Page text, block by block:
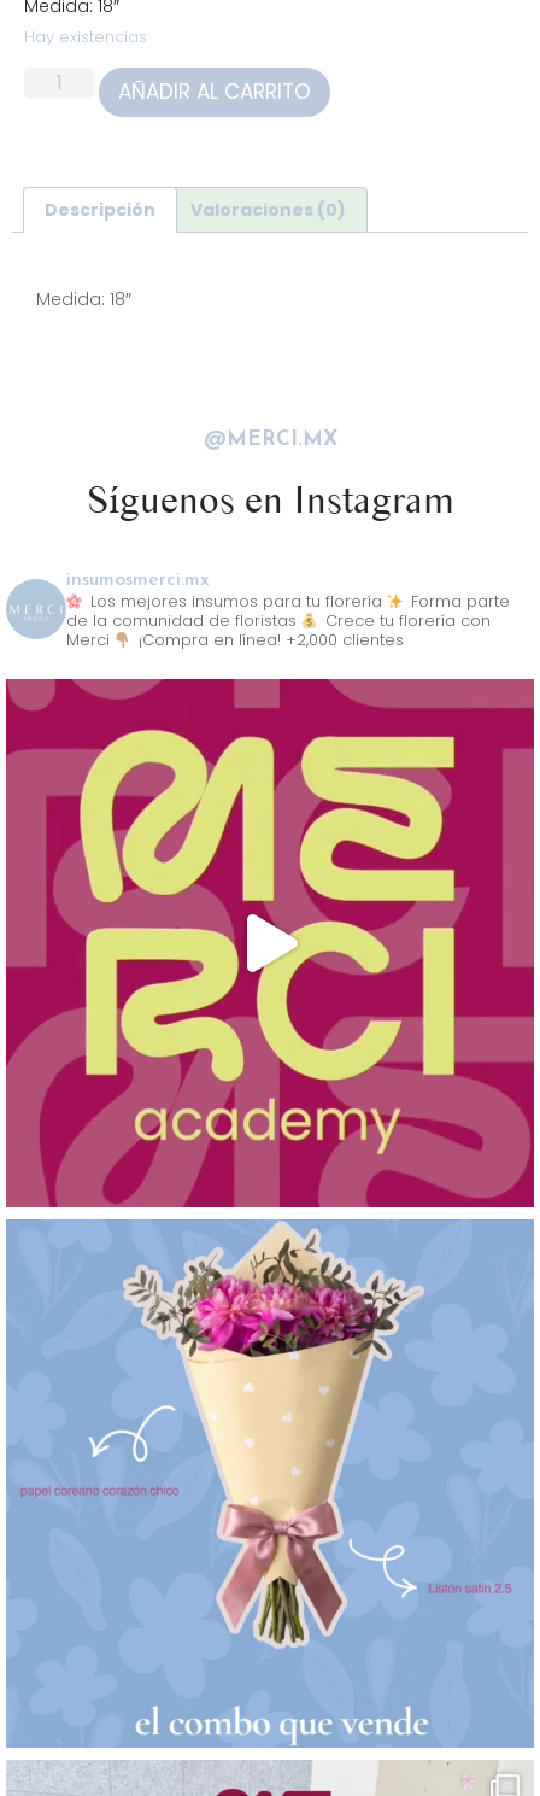
Medida: 18″
Hay existencias
AÑADIR AL CARRITO
Descripción Valoraciones (0)
Medida: 18″
@MERCI.MX
Síguenos en Instagram
insumosmerci.mx
Los mejores insumos para tu florería
Forma parte
de la comunidad de floristas
Crece tu florería con
Merci
¡Compra en línea! +2,000 clientes